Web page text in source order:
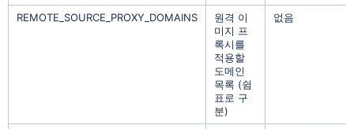
REMOTE_SOURCE_PROXY_DOMAINS
원격 이
미지 프
록시를
적용할
도메인
목록 (쉼
표로 구
분)
없음